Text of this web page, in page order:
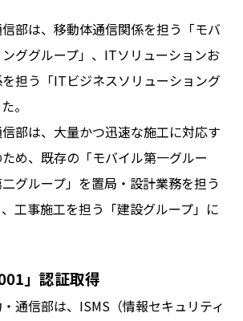
部は、移動体通信関係を担う「モバ
ググループ」、ITソリューションお
担う「ITビジネスソリューショング
。
部は、大量かつ迅速な施工に対応す
め、既存の「モバイル第一グルー
グループ」を置局・設計業務を担う
、工事施工を担う「建設グループ」に
」認証取得
通信部は、ISMS（情報セキュリティ